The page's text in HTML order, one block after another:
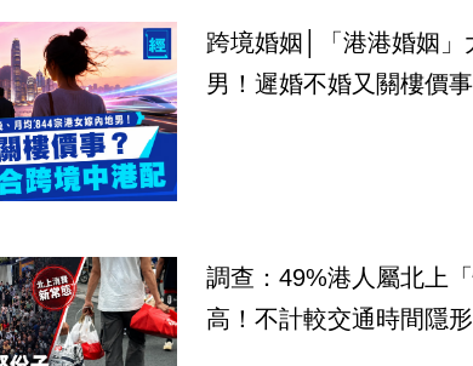
跨境婚姻│「港港婚姻
男！遲婚不婚又關樓價
調查：49%港人屬北上
高！不計較交通時間隱